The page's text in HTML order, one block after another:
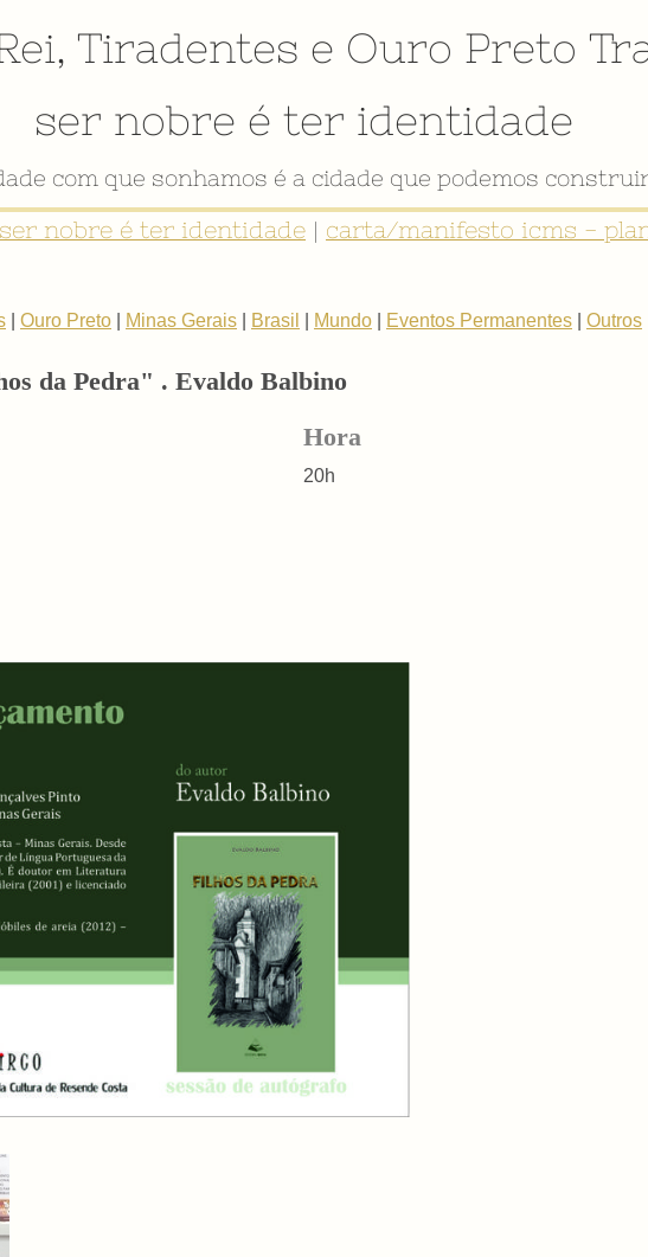
, Tiradentes e Ouro Preto
ser nobre é ter identidade
com que sonhamos é a cidade que podemos
nobre é ter identidade | carta/manifesto icms -
Ouro Preto Minas Gerais Brasil Mundo Eventos Permanentes Outros
da Pedra" . Evaldo Balbino
Hora
20h